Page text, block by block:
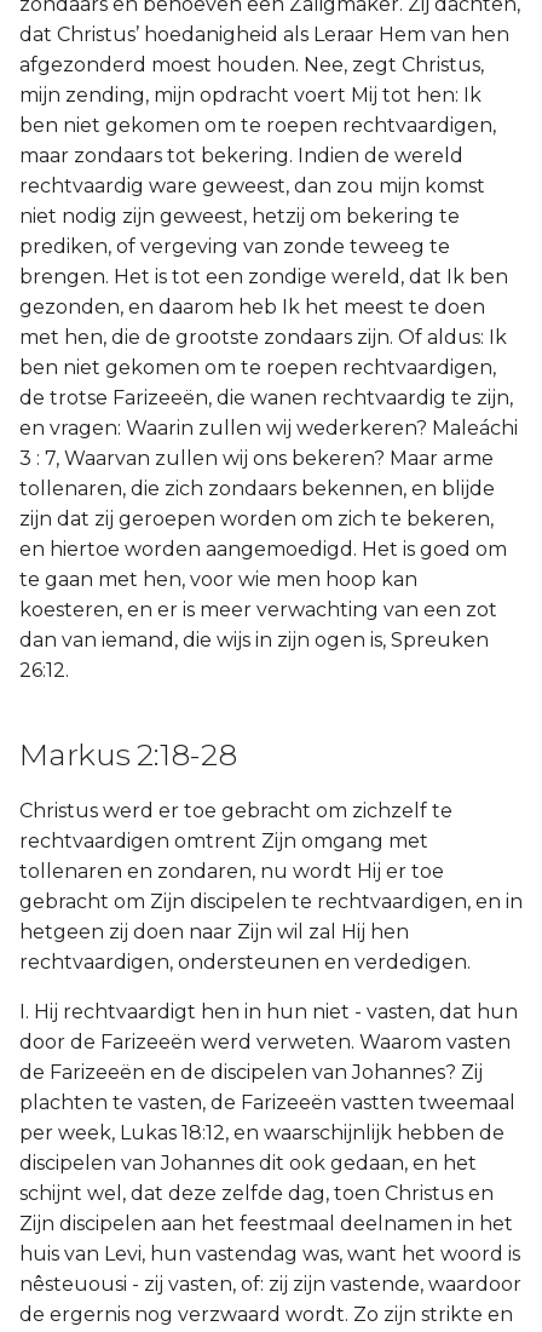
dat Christus’ hoedanigheid als Leraar Hem van hen
afgezonderd moest houden. Nee, zegt Christus,
mijn zending, mijn opdracht voert Mij tot hen: Ik
ben niet gekomen om te roepen rechtvaardigen,
maar zondaars tot bekering. Indien de wereld
rechtvaardig ware geweest, dan zou mijn komst
niet nodig zijn geweest, hetzij om bekering te
prediken, of vergeving van zonde teweeg te
brengen. Het is tot een zondige wereld, dat Ik ben
gezonden, en daarom heb Ik het meest te doen
met hen, die de grootste zondaars zijn. Of aldus: Ik
ben niet gekomen om te roepen rechtvaardigen,
de trotse Farizeeën, die wanen rechtvaardig te zijn,
en vragen: Waarin zullen wij wederkeren? Maleáchi
3 : 7, Waarvan zullen wij ons bekeren? Maar arme
tollenaren, die zich zondaars bekennen, en blijde
zijn dat zij geroepen worden om zich te bekeren,
en hiertoe worden aangemoedigd. Het is goed om
te gaan met hen, voor wie men hoop kan
koesteren, en er is meer verwachting van een zot
dan van iemand, die wijs in zijn ogen is, Spreuken
26:12.
Markus 2:18-28
Christus werd er toe gebracht om zichzelf te
rechtvaardigen omtrent Zijn omgang met
tollenaren en zondaren, nu wordt Hij er toe
gebracht om Zijn discipelen te rechtvaardigen, en in
hetgeen zij doen naar Zijn wil zal Hij hen
rechtvaardigen, ondersteunen en verdedigen.
I. Hij rechtvaardigt hen in hun niet - vasten, dat hun
door de Farizeeën werd verweten. Waarom vasten
de Farizeeën en de discipelen van Johannes? Zij
plachten te vasten, de Farizeeën vastten tweemaal
per week, Lukas 18:12, en waarschijnlijk hebben de
discipelen van Johannes dit ook gedaan, en het
schijnt wel, dat deze zelfde dag, toen Christus en
Zijn discipelen aan het feestmaal deelnamen in het
huis van Levi, hun vastendag was, want het woord is
nêsteuousi - zij vasten, of: zij zijn vastende, waardoor
de ergernis nog verzwaard wordt. Zo zijn strikte en